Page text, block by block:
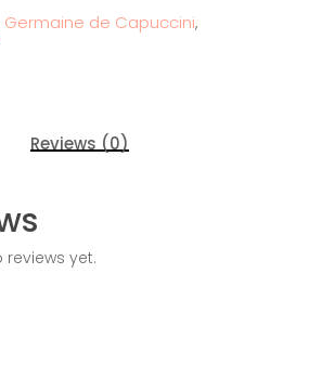
Germaine de Capuccini,
Reviews (0)
reviews yet.